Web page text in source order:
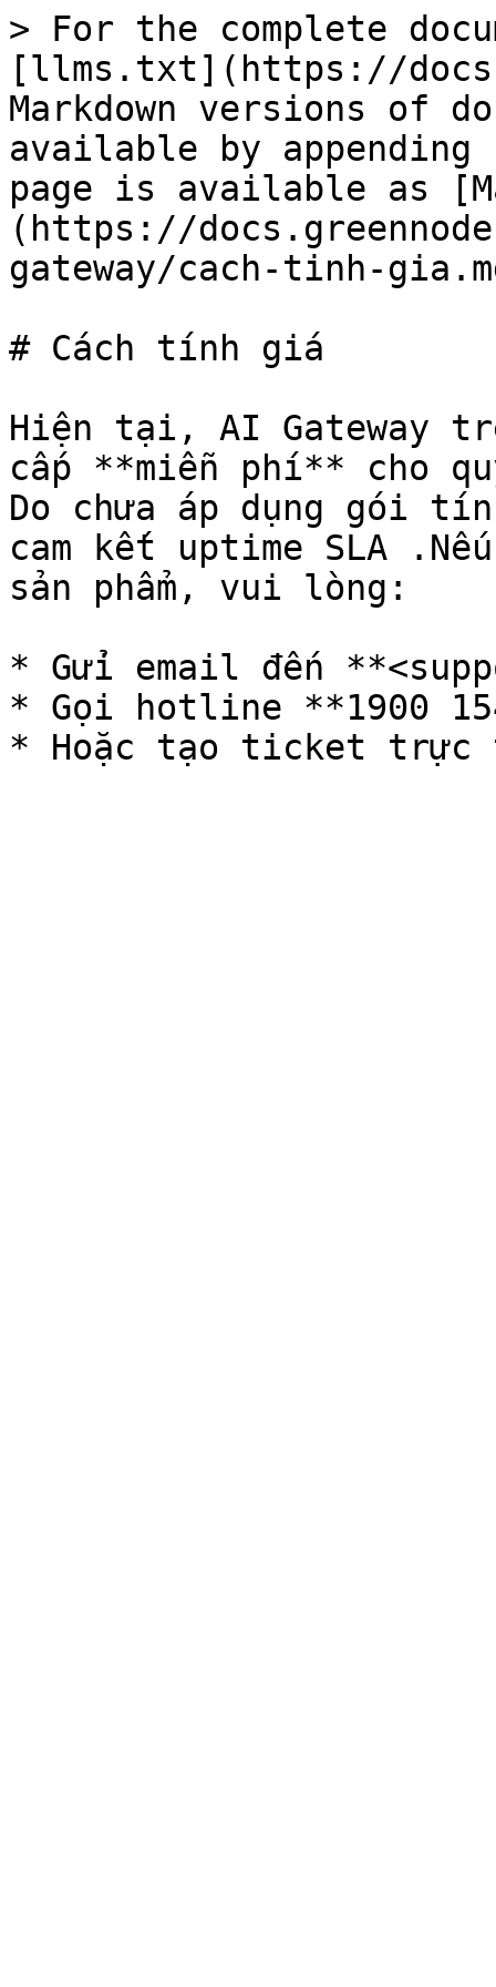
> For the complete
[llms.txt](https://
Markdown versions of
available by
page is available as
(https://
gateway/cach-tinh-
# Cách tính giá
Hiện tại, AI Gateway
cấp **miễn phí** cho
Do chưa áp dụng gói
cam kết uptime SLA
sản phẩm, vui lòng:
* Gửi email đến
* Gọi hotline **1900